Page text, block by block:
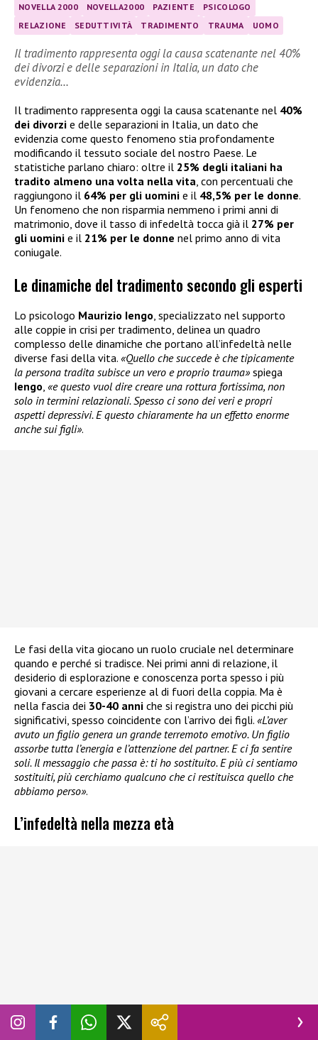
NOVELLA 2000
NOVELLA2000 PAZIENTE
PSICOLOGO
RELAZIONE
SEDUTTIVITÀ TRADIMENTO TRAUMA UOMO
Il tradimento rappresenta oggi la causa scatenante nel 40%
dei divorzi e delle separazioni in Italia, un dato che
evidenzia…
Il tradimento rappresenta oggi la causa scatenante nel 40%
dei divorzi e delle separazioni in Italia, un dato che
evidenzia come questo fenomeno stia profondamente
modificando il tessuto sociale del nostro Paese. Le
statistiche parlano chiaro: oltre il 25% degli italiani ha
tradito almeno una volta nella vita, con percentuali che
raggiungono il 64% per gli uomini e il 48,5% per le donne.
Un fenomeno che non risparmia nemmeno i primi anni di
matrimonio, dove il tasso di infedeltà tocca già il 27% per
gli uomini e il 21% per le donne nel primo anno di vita
coniugale.
Le dinamiche del tradimento secondo gli esperti
Lo psicologo Maurizio Iengo , specializzato nel supporto
alle coppie in crisi per tradimento, delinea un quadro
complesso delle dinamiche che portano all’infedeltà nelle
diverse fasi della vita. «Quello che succede è che tipicamente
la persona tradita subisce un vero e proprio trauma»spiega
Iengo «e questo vuol dire creare una rottura fortissima, non
solo in termini relazionali. Spesso ci sono dei veri e propri
aspetti depressivi. E questo chiaramente ha un effetto enorme
anche sui figli».
Le fasi della vita giocano un ruolo cruciale nel determinare
quando e perché si tradisce. Nei primi anni di relazione, il
desiderio di esplorazione e conoscenza porta spesso i più
giovani a cercare esperienze al di fuori della coppia. Ma è
nella fascia dei 30-40 anni che si registra uno dei picchi più
significativi, spesso coincidente con l’arrivo dei figli. «L’aver
avuto un figlio genera un grande terremoto emotivo. Un figlio
assorbe tutta l’energia e l’attenzione del partner. E ci fa sentire
soli. Il messaggio che passa è: ti ho sostituito. E più ci sentiamo
sostituiti, più cerchiamo qualcuno che ci restituisca quello che
abbiamo perso».
L’infedeltà nella mezza età